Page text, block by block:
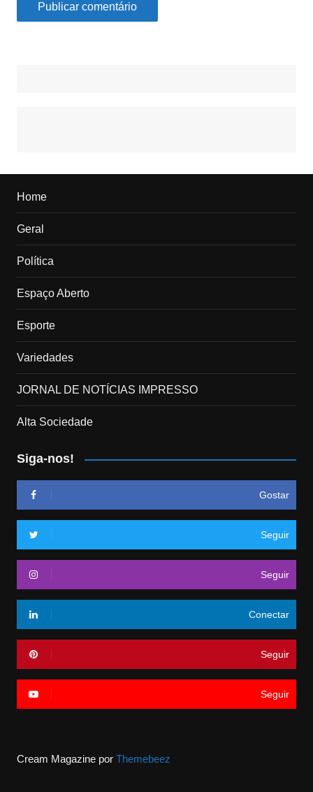
Home
Geral
Política
Espaço Aberto
Esporte
Variedades
JORNAL DE NOTÍCIAS IMPRESSO
Alta Sociedade
Siga-nos!
Gostar
Seguir
Seguir
Conectar
Seguir
Seguir
Cream Magazine por Themebeez